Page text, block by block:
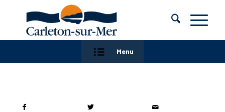
Menu